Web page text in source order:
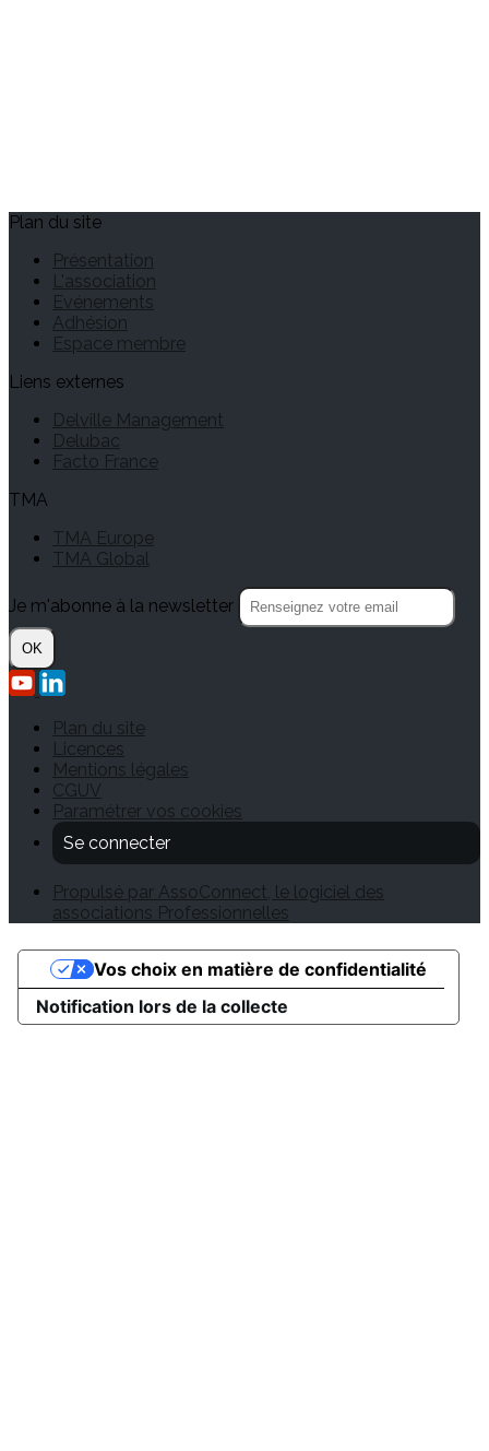
Plan du site
Présentation
L'association
Evénements
Adhésion
Espace membre
Liens externes
Delville Management
Delubac
Facto France
TMA
TMA Europe
TMA Global
Je m'abonne à la newsletter
OK
Plan du site
Licences
Mentions légales
CGUV
Paramétrer vos cookies
Se connecter
Propulsé par AssoConnect, le logiciel des
associations Professionnelles
Notification lors de la collecte
Vos choix en matière de confidentialité